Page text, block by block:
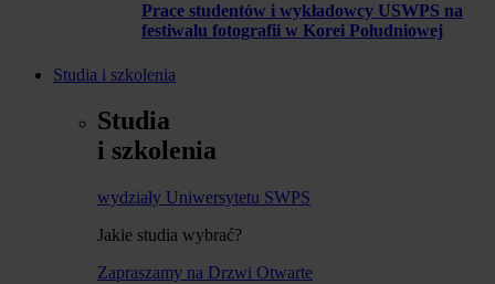
Prace studentów i wykładowcy USWPS na
festiwalu fotografii w Korei Południowej
Studia i szkolenia
Studia
i szkolenia
wydziały Uniwersytetu SWPS
Jakie studia wybrać?
Zapraszamy na Drzwi Otwarte